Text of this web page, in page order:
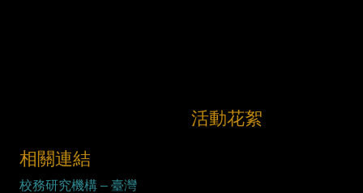
活動花絮
相關連結
校務研究機構 – 臺灣